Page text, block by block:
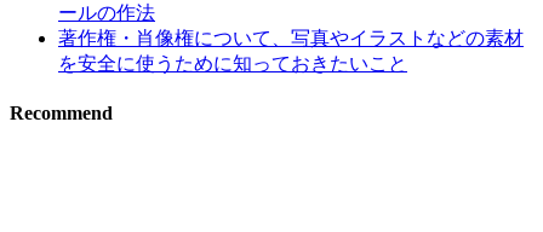
ールの作法
著作権・肖像権について、写真やイラストなどの素材
を安全に使うために知っておきたいこと
Recommend